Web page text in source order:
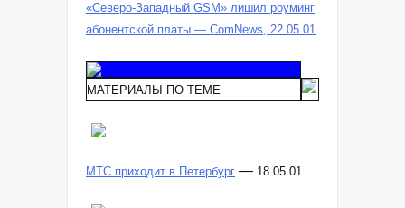
«Северо-Западный GSM» лишил роуминг
абонентской платы — ComNews, 22.05.01
МАТЕРИАЛЫ ПО ТЕМЕ
МТС приходит в Петербург — 18.05.01